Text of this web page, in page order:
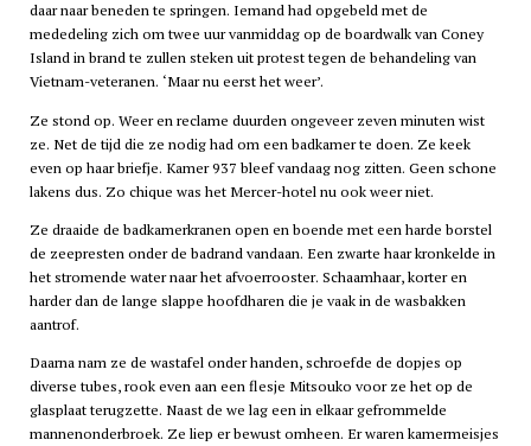
daar naar beneden te springen. Iemand had opgebeld met de
mededeling zich om twee uur vanmiddag op de boardwalk van Coney
Island in brand te zullen steken uit protest tegen de behandeling van
Vietnam-veteranen. ‘Maar nu eerst het weer’.
Ze stond op. Weer en reclame duurden ongeveer zeven minuten wist
ze. Net de tijd die ze nodig had om een badkamer te doen. Ze keek
even op haar briefje. Kamer 937 bleef vandaag nog zitten. Geen schone
lakens dus. Zo chique was het Mercer-hotel nu ook weer niet.
Ze draaide de badkamerkranen open en boende met een harde borstel
de zeepresten onder de badrand vandaan. Een zwarte haar kronkelde in
het stromende water naar het afvoerrooster. Schaamhaar, korter en
harder dan de lange slappe hoofdharen die je vaak in de wasbakken
aantrof.
Daarna nam ze de wastafel onder handen, schroefde de dopjes op
diverse tubes, rook even aan een flesje Mitsouko voor ze het op de
glasplaat terugzette. Naast de we lag een in elkaar gefrommelde
mannenonderbroek. Ze liep er bewust omheen. Er waren kamermeisjes